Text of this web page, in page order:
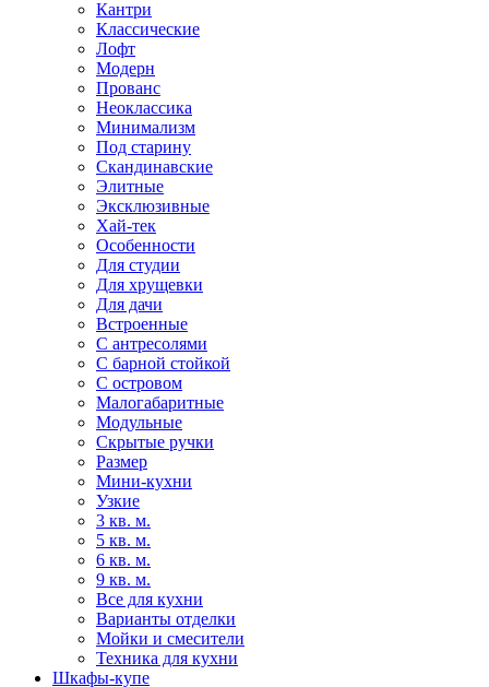
Кантри
Классические
Лофт
Модерн
Прованс
Неоклассика
Минимализм
Под старину
Скандинавские
Элитные
Эксклюзивные
Хай-тек
Особенности
Для студии
Для хрущевки
Для дачи
Встроенные
С антресолями
С барной стойкой
С островом
Малогабаритные
Модульные
Скрытые ручки
Размер
Мини-кухни
Узкие
3 кв. м.
5 кв. м.
6 кв. м.
9 кв. м.
Все для кухни
Варианты отделки
Мойки и смесители
Техника для кухни
Шкафы-купе